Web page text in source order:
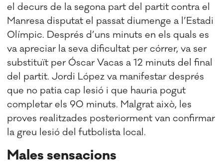
el decurs de la segona part del partit contra el
Manresa disputat el passat diumenge a l’Estadi
Olímpic. Després d’uns minuts en els quals es
va apreciar la seva dificultat per córrer, va ser
substituït per Óscar Vacas a 12 minuts del final
del partit. Jordi López va manifestar després
que no patia cap lesió i que hauria pogut
completar els 90 minuts. Malgrat això, les
proves realitzades posteriorment van confirmar
la greu lesió del futbolista local.
Males sensacions